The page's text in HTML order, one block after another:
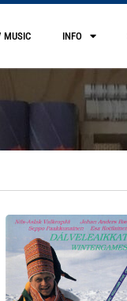
MUSIC INFO